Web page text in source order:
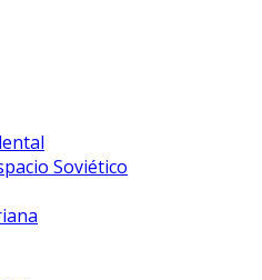
Soviético